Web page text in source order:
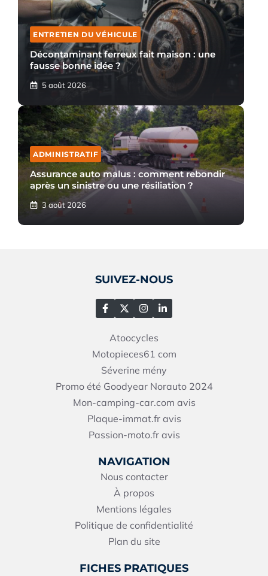
ENTRETIEN DU VÉHICULE
Décontaminant ferreux fait maison : une
fausse bonne idée ?
5 août 2026
ADMINISTRATIF
Assurance auto malus : comment rebondir
après un sinistre ou une résiliation ?
3 août 2026
FICHES PRATIQUES
NAVIGATION
Nous contacter
À propos
Mentions légales
Politique de confidentialité
Plan du site
SUIVEZ-NOUS
Atoocycles
Motopieces61 com
Séverine mény
Promo été Goodyear Norauto 2024
Mon-camping-car.com avis
Plaque-immat.fr avis
Passion-moto.fr avis